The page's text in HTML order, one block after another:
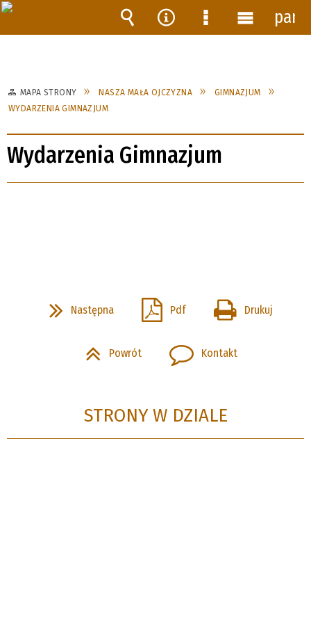
MAPA STRONY NASZA MAŁA OJCZYZNA
GIMNAZJUM
WYDARZENIA GIMNAZJUM
Wydarzenia Gimnazjum
Następna Pdf Drukuj
Powrót Kontakt
STRONY W DZIALE
Wyszukiwarka
Narzędzia
MenuMenu